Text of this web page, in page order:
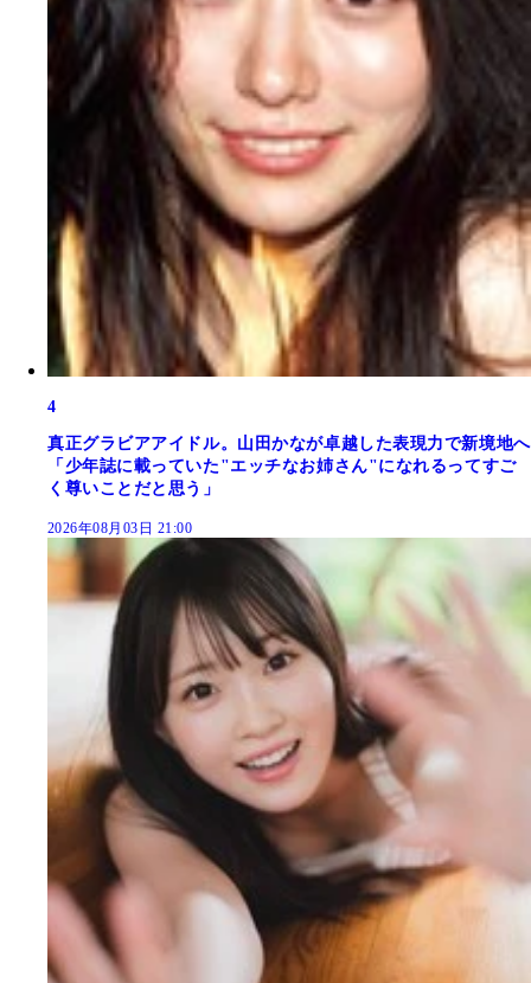
4
真正グラビアアイドル。山田かなが卓越した表現力で新境地へ
「少年誌に載っていた"エッチなお姉さん"になれるってすご
く尊いことだと思う」
2026年08月03日 21:00